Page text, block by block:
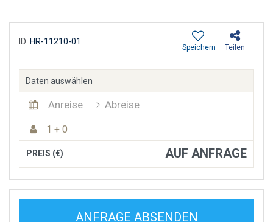
ID: HR-11210-01
Teilen
Speichern
Daten auswählen
Anreise Abreise
1 + 0
PREIS (€) AUF ANFRAGE
ANFRAGE ABSENDEN